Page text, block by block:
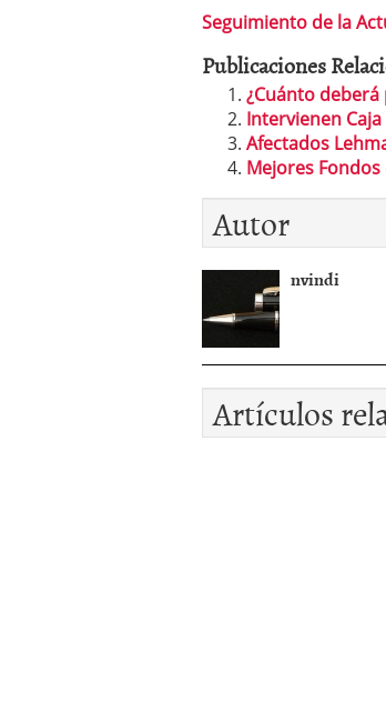
Seguimiento de la
Publicaciones
¿Cuánto deberá
Intervienen
Afectados
Mejores
Autor
nvindi
Artículos